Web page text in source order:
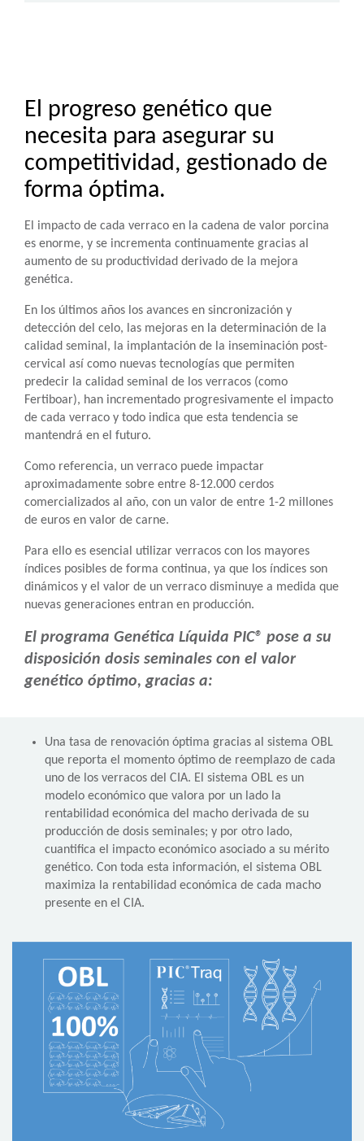
El progreso genético que
necesita para asegurar su
competitividad, gestionado de
forma óptima.
El impacto de cada verraco en la cadena de valor porcina
es enorme, y se incrementa continuamente gracias al
aumento de su productividad derivado de la mejora
genética.
En los últimos años los avances en sincronización y
detección del celo, las mejoras en la determinación de la
calidad seminal, la implantación de la inseminación post-
cervical así como nuevas tecnologías que permiten
predecir la calidad seminal de los verracos (como
Fertiboar), han incrementado progresivamente el impacto
de cada verraco y todo indica que esta tendencia se
mantendrá en el futuro.
Como referencia, un verraco puede impactar
aproximadamente sobre entre 8-12.000 cerdos
comercializados al año, con un valor de entre 1-2 millones
de euros en valor de carne.
Para ello es esencial utilizar verracos con los mayores
índices posibles de forma continua, ya que los índices son
dinámicos y el valor de un verraco disminuye a medida que
nuevas generaciones entran en producción.
El programa Genética Líquida PIC® pose a su
disposición dosis seminales con el valor
genético óptimo, gracias a:
Una tasa de renovación óptima gracias al sistema OBL
que reporta el momento óptimo de reemplazo de cada
uno de los verracos del CIA. El sistema OBL es un
modelo económico que valora por un lado la
rentabilidad económica del macho derivada de su
producción de dosis seminales; y por otro lado,
cuantifica el impacto económico asociado a su mérito
genético. Con toda esta información, el sistema OBL
maximiza la rentabilidad económica de cada macho
presente en el CIA.